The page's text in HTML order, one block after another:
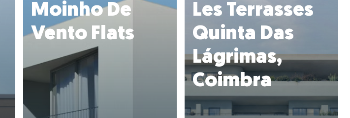
Moinho De
Vento Flats
Les Terrasses
Quinta Das
Lágrimas,
Coimbra